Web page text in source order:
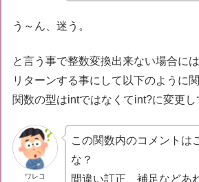
う～ん、迷う。
と言う事で整数変換出来ない場合に
リターンする事にして以下のように
関数の型はintではなくてint?に変更し
ワレコ
この関数内のコメントは
な？
間違い訂正、補足などあ